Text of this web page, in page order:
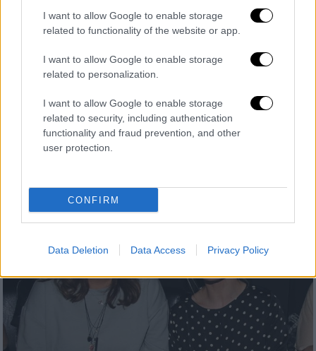
I want to allow Google to enable storage
related to functionality of the website or app.
I want to allow Google to enable storage
related to personalization.
I want to allow Google to enable storage
related to security, including authentication
functionality and fraud prevention, and other
user protection.
CONFIRM
Data Deletion Data Access Privacy Policy
Τηλεόραση| 28.07.2023 02:29
Alpha: Κυκλοφόρησε το animated
τρέιλερ της νέας κωμωδίας «Φόνοι στο
Το animated τρέιλερ της σειράς είναι
δημιουργία της Mellow και αντλεί έμπνευση
από την ποπ κουλτούρα των ‘70s